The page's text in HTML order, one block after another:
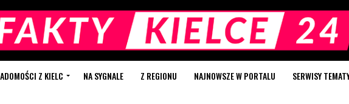
Z KIELC NA SYGNALE Z REGIONU NAJNOWSZE W PORTALU SERWISY